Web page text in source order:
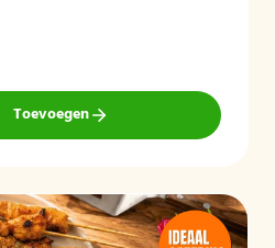
Toevoegen